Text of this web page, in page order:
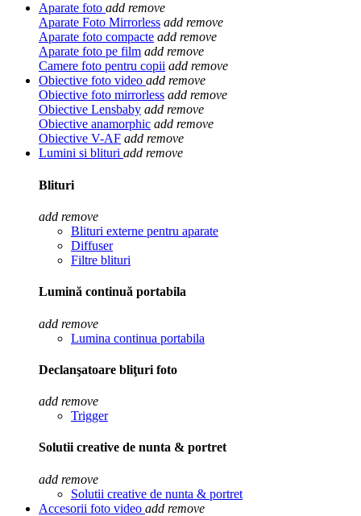
Aparate foto add remove
Aparate Foto Mirrorless add remove
Aparate foto compacte add remove
Aparate foto pe film add remove
Camere foto pentru copii add remove
Obiective foto video add remove
Obiective foto mirrorless add remove
Obiective Lensbaby add remove
Obiective anamorphic add remove
Obiective V-AF add remove
Lumini si blituri add remove
Blituri
add remove
Blituri externe pentru aparate
Diffuser
Filtre blituri
Lumină continuă portabila
add remove
Lumina continua portabila
Declanşatoare bliţuri foto
add remove
Trigger
Solutii creative de nunta & portret
add remove
Solutii creative de nunta & portret
Accesorii foto video add remove